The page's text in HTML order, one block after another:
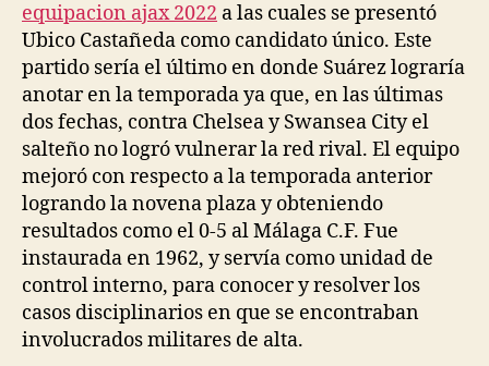
equipacion ajax 2022 a las cuales se presentó
Ubico Castañeda como candidato único. Este
partido sería el último en donde Suárez lograría
anotar en la temporada ya que, en las últimas
dos fechas, contra Chelsea y Swansea City el
salteño no logró vulnerar la red rival. El equipo
mejoró con respecto a la temporada anterior
logrando la novena plaza y obteniendo
resultados como el 0-5 al Málaga C.F. Fue
instaurada en 1962, y servía como unidad de
control interno, para conocer y resolver los
casos disciplinarios en que se encontraban
involucrados militares de alta.